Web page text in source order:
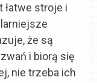
łatwe stroje i
że są
i biorą się
nie trzeba ich